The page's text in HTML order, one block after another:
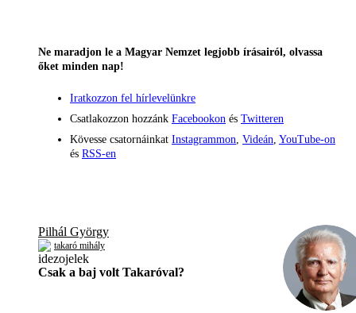
Ne maradjon le a Magyar Nemzet legjobb írásairól, olvassa
őket minden nap!
Iratkozzon fel hírlevelünkre
Csatlakozzon hozzánk Facebookon és Twitteren
Kövesse csatornáinkat Instagrammon Videán YouTube-on
és RSS-en
Pilhál György
takaró mihály
Csak a baj volt Takaróval?